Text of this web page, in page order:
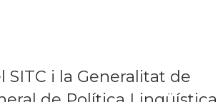
i la Generalitat de